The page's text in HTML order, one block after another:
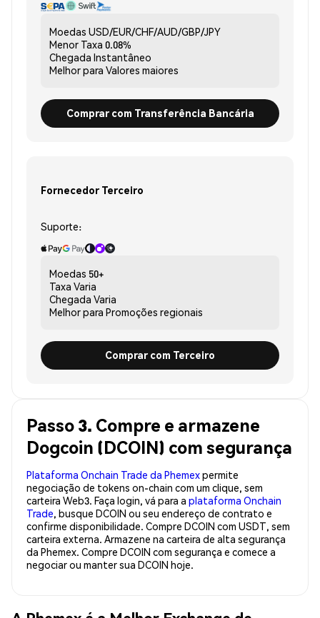
Moedas USD/EUR/CHF/AUD/GBP/JPY
Menor Taxa 0.08%
Chegada Instantâneo
Melhor para Valores maiores
Comprar com Transferência Bancária
Fornecedor Terceiro
Suporte:
Moedas 50+
Taxa Varia
Chegada Varia
Melhor para Promoções regionais
Comprar com Terceiro
Passo 3. Compre e armazene
Dogcoin (DCOIN) com segurança
Plataforma Onchain Trade da Phemexpermite
negociação de tokens on-chain com um clique, sem
carteira Web3. Faça login, vá para a plataforma Onchain
Trade, busque DCOIN ou seu endereço de contrato e
confirme disponibilidade. Compre DCOIN com USDT, sem
carteira externa. Armazene na carteira de alta segurança
da Phemex. Compre DCOIN com segurança e comece a
negociar ou manter sua DCOIN hoje.